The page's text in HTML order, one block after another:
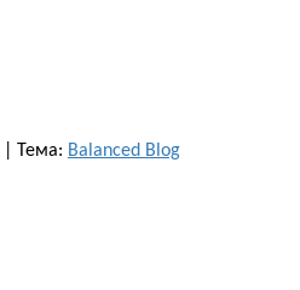
Тема: Balanced Blog